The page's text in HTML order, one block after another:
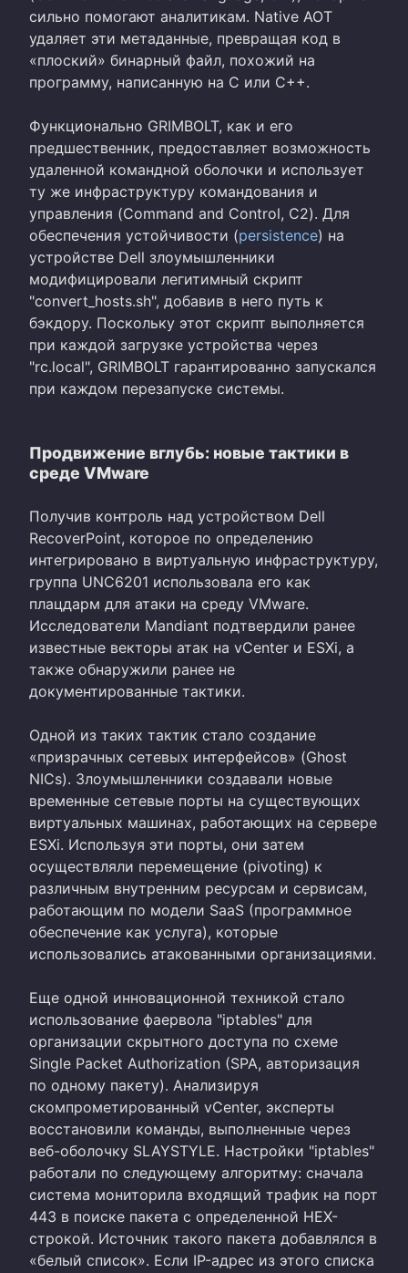
сильно помогают аналитикам. Native AOT
удаляет эти метаданные, превращая код в
«плоский» бинарный файл, похожий на
программу, написанную на C или C++.
Функционально GRIMBOLT, как и его
предшественник, предоставляет возможность
удаленной командной оболочки и использует
ту же инфраструктуру командования и
управления (Command and Control, C2). Для
обеспечения устойчивости (persistence) на
устройстве Dell злоумышленники
модифицировали легитимный скрипт
"convert_hosts.sh", добавив в него путь к
бэкдору. Поскольку этот скрипт выполняется
при каждой загрузке устройства через
"rc.local", GRIMBOLT гарантированно запускался
при каждом перезапуске системы.
Продвижение вглубь: новые тактики в
среде VMware
Получив контроль над устройством Dell
RecoverPoint, которое по определению
интегрировано в виртуальную инфраструктуру,
группа UNC6201 использовала его как
плацдарм для атаки на среду VMware.
Исследователи Mandiant подтвердили ранее
известные векторы атак на vCenter и ESXi, а
также обнаружили ранее не
документированные тактики.
Одной из таких тактик стало создание
«призрачных сетевых интерфейсов» (Ghost
NICs). Злоумышленники создавали новые
временные сетевые порты на существующих
виртуальных машинах, работающих на сервере
ESXi. Используя эти порты, они затем
осуществляли перемещение (pivoting) к
различным внутренним ресурсам и сервисам,
работающим по модели SaaS (программное
обеспечение как услуга), которые
использовались атакованными организациями.
Еще одной инновационной техникой стало
использование фаервола "iptables" для
организации скрытного доступа по схеме
Single Packet Authorization (SPA, авторизация
по одному пакету). Анализируя
скомпрометированный vCenter, эксперты
восстановили команды, выполненные через
веб-оболочку SLAYSTYLE. Настройки "iptables"
работали по следующему алгоритму: сначала
система мониторила входящий трафик на порт
443 в поиске пакета с определенной HEX-
строкой. Источник такого пакета добавлялся в
«белый список». Если IP-адрес из этого списка